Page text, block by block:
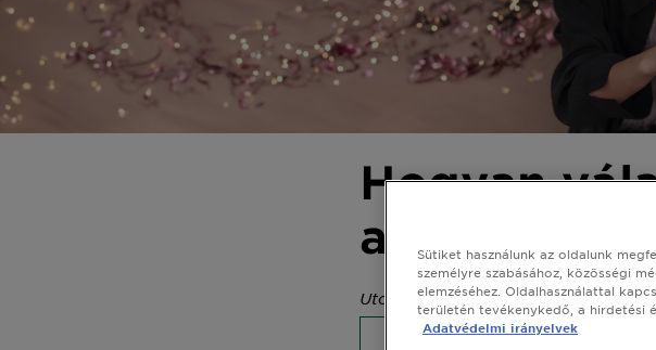
Hogyan
ajándékot
Utolsó frissítés szeptember 17, 2025
BŐRÁPOLÁS CIKK
Sütiket használunk az oldalunk
személyre szabásához, közösségi
elemzéséhez. Oldalhasználattal
területén tevékenykedő, a hirdetési
Adatvédelmi irányelvek